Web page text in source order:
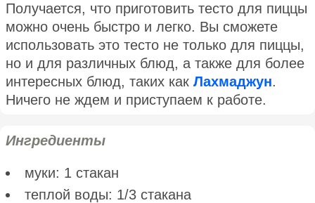
Получается, что приготовить тесто для пиццы
можно очень быстро и легко. Вы сможете
использовать это тесто не только для пиццы,
но и для различных блюд, а также для более
интересных блюд, таких как Лахмаджун.
Ничего не ждем и приступаем к работе.
Ингредиенты
муки: 1 стакан
теплой воды: 1/3 стакана